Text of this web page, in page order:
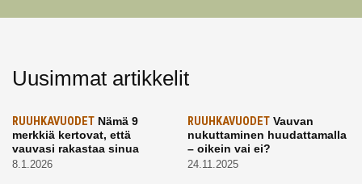
Uusimmat artikkelit
RUUHKAVUODET Nämä 9
merkkiä kertovat, että
vauvasi rakastaa sinua
8.1.2026
RUUHKAVUODETVauvan
nukuttaminen huudattamalla
– oikein vai ei?
24.11.2025